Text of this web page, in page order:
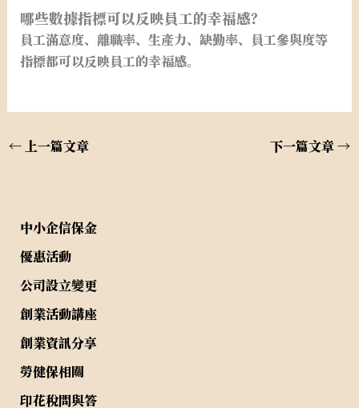
哪些數據指標可以反映員工的幸福感？
員工滿意度、離職率、生產力、缺勤率、員工參與度等
指標都可以反映員工的幸福感。
←上一篇文章 下一篇文章→
中小企信保金
優惠活動
公司設立變更
創業活動講座
創業資訊分享
勞健保相關
印花稅問與答